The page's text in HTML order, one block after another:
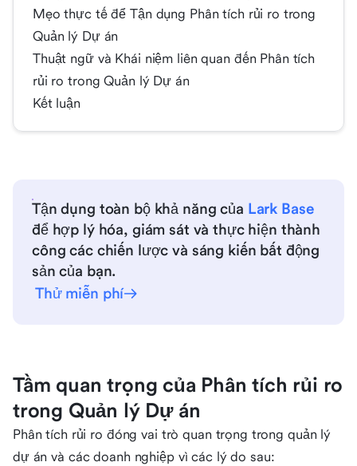
Mẹo thực tế để Tận dụng Phân tích rủi ro trong
Quản lý Dự án
Thuật ngữ và Khái niệm liên quan đến Phân tích
rủi ro trong Quản lý Dự án
Kết luận
Tận dụng toàn bộ khả năng của Lark Base
để hợp lý hóa, giám sát và thực hiện thành
công các chiến lược và sáng kiến bất động
sản của bạn.
Thử miễn phí
Tầm quan trọng của Phân tích rủi ro
trong Quản lý Dự án
Phân tích rủi ro đóng vai trò quan trọng trong quản lý
dự án và các doanh nghiệp vì các lý do sau: